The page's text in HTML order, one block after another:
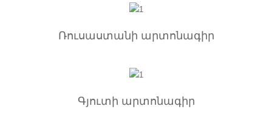
Ռուսաստանի արտոնագիր
Գյուտի արտոնագիր